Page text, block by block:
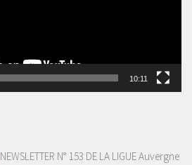
10:11
NEWSLETTER N° 153 DE LA LIGUE Auvergne